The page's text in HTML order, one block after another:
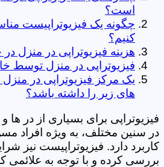
است؟
چگونه یک فیزیوتراپیست
کنیم؟
هزینه فیزیوتراپی در منزل
فیزیوتراپی در منزل توسط
یک مرکز فیزیوتراپی در
های زیر را داشته باشد؟
فیزیوتراپی برای بسیاری از در ها
در سنین مختلف، به ویژه افراد
کاربرد دارد. فیزیوتراپیست نیز
بررسی کرده و با توجه به علائمی